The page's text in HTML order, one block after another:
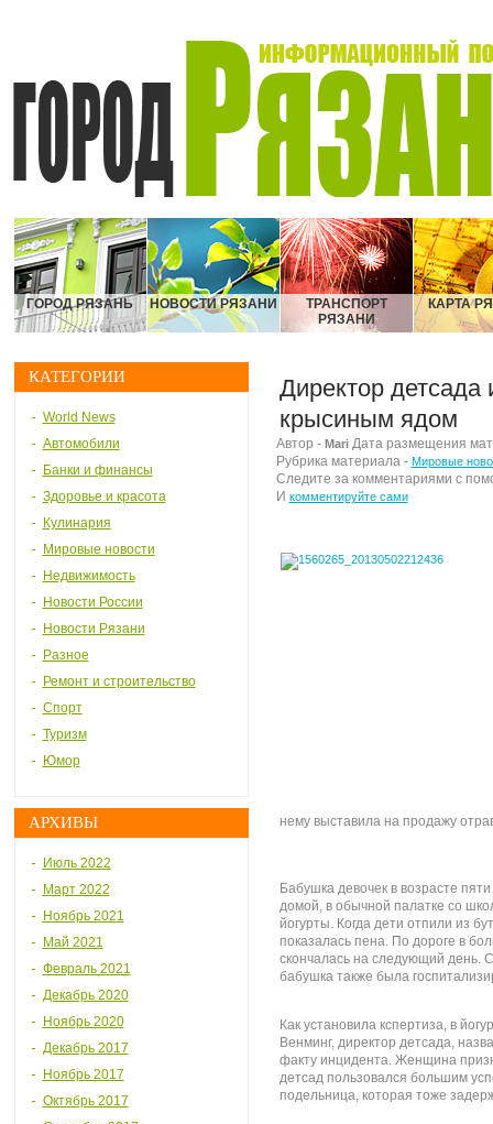
ГОРОД РЯЗАНЬ НОВОСТИ РЯЗАНИ
ТРАНСПОРТ
РЯЗАНИ
КАРТА
КАТЕГОРИИ
World News
Автомобили
Банки и финансы
Здоровье и красота
Кулинария
Мировые новости
Недвижимость
Новости России
Новости Рязани
Разное
Ремонт и строительство
Спорт
Туризм
Юмор
АРХИВЫ
Июль 2022
Март 2022
Ноябрь 2021
Май 2021
Февраль 2021
Декабрь 2020
Ноябрь 2020
Декабрь 2017
Ноябрь 2017
Октябрь 2017
Директор детсада
крысиным ядом
Автор - MariДата размещения
Рубрика материала - Мировые
Следите за комментариями с
И комментируйте сами
нему выставила на продажу
Бабушка девочек в возрасте
домой, в обычной палатке со
йогурты. Когда дети отпили из
показалась пена. По дороге в
скончалась на следующий день.
бабушка также была
Как установила кспертиза, в
Венминг, директор детсада,
факту инцидента. Женщина
детсад пользовался большим
подельница, которая тоже